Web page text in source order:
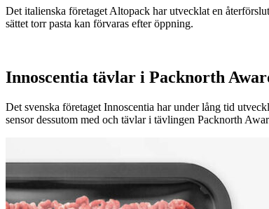
Det italienska företaget Altopack har utvecklat en
sättet torr pasta kan förvaras efter öppning.
Innoscentia tävlar i Packnorth
Det svenska företaget Innoscentia har under lång tid
sensor dessutom med och tävlar i tävlingen Packnorth